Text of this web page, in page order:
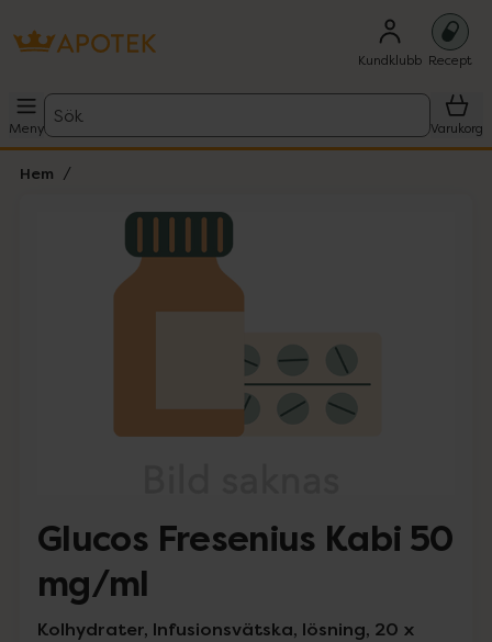
Kundklubb Recept
Meny
Sök
Varukorg
Hem
Lista: . Innehåller 1 objekt.
Glucos Fresenius Kabi 50
mg/ml
Kolhydrater, Infusionsvätska, lösning, 20 x